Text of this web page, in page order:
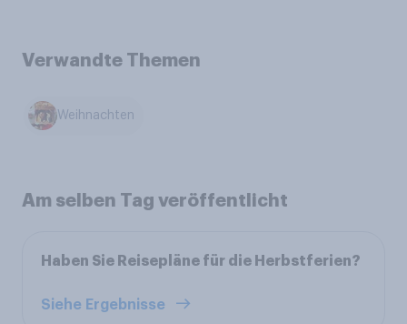
Verwandte Themen
Weihnachten
Am selben Tag veröffentlicht
Haben Sie Reisepläne für die Herbstferien?
Siehe Ergebnisse